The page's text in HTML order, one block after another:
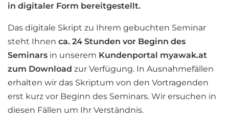
in digitaler Form bereitgestellt.
Das digitale Skript zu Ihrem gebuchten Seminar
steht Ihnen ca. 24 Stunden vor Beginn des
Seminars in unserem Kundenportal myawak.at
zum Download zur Verfügung. In Ausnahmefällen
erhalten wir das Skriptum von den Vortragenden
erst kurz vor Beginn des Seminars. Wir ersuchen in
diesen Fällen um Ihr Verständnis.